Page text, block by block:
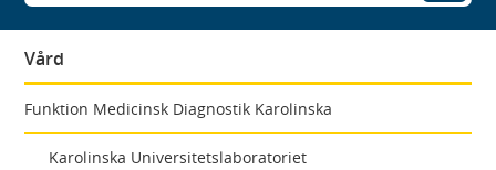
Vård
Funktion Medicinsk Diagnostik Karolinska
Karolinska Universitetslaboratoriet